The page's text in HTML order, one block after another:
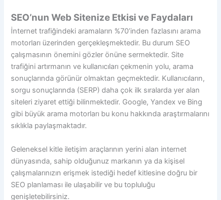
SEO’nun Web Sitenize Etkisi ve Faydaları
İnternet trafiğindeki aramaların %70’inden fazlasını arama
motorları üzerinden gerçekleşmektedir. Bu durum SEO
çalışmasının önemini gözler önüne sermektedir. Site
trafiğini artırmanın ve kullanıcıları çekmenin yolu, arama
sonuçlarında görünür olmaktan geçmektedir. Kullanıcıların,
sorgu sonuçlarında (SERP) daha çok ilk sıralarda yer alan
siteleri ziyaret ettiği bilinmektedir. Google, Yandex ve Bing
gibi büyük arama motorları bu konu hakkında araştırmalarını
sıklıkla paylaşmaktadır.
Geleneksel kitle iletişim araçlarının yerini alan internet
dünyasında, sahip olduğunuz markanın ya da kişisel
çalışmalarınızın erişmek istediği hedef kitlesine doğru bir
SEO planlaması ile ulaşabilir ve bu topluluğu
genişletebilirsiniz.